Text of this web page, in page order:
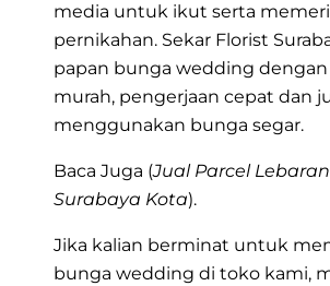
media untuk ikut serta
pernikahan. Sekar Florist
papan bunga wedding dengan
murah, pengerjaan cepat dan
menggunakan bunga segar.
Baca Juga (Jual Parcel
Surabaya Kota).
Jika kalian berminat untuk
bunga wedding di toko kami,